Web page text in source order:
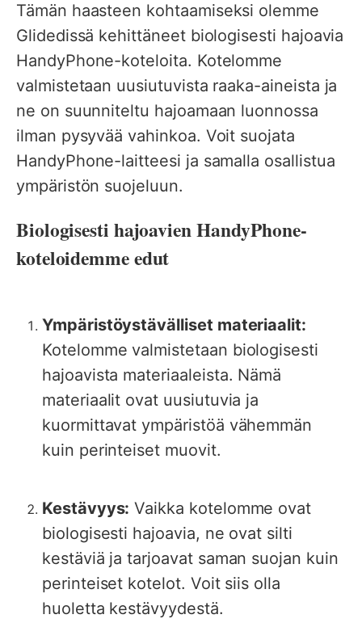
Tämän haasteen kohtaamiseksi olemme
Glidedissä kehittäneet biologisesti hajoavia
HandyPhone-koteloita. Kotelomme
valmistetaan uusiutuvista raaka-aineista ja
ne on suunniteltu hajoamaan luonnossa
ilman pysyvää vahinkoa. Voit suojata
HandyPhone-laitteesi ja samalla osallistua
ympäristön suojeluun.
Biologisesti hajoavien HandyPhone-
koteloidemme edut
Ympäristöystävälliset materiaalit:
Kotelomme valmistetaan biologisesti
hajoavista materiaaleista. Nämä
materiaalit ovat uusiutuvia ja
kuormittavat ympäristöä vähemmän
kuin perinteiset muovit.
Kestävyys: Vaikka kotelomme ovat
biologisesti hajoavia, ne ovat silti
kestäviä ja tarjoavat saman suojan kuin
perinteiset kotelot. Voit siis olla
huoletta kestävyydestä.